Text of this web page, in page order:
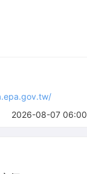
2026-08-07 06:00